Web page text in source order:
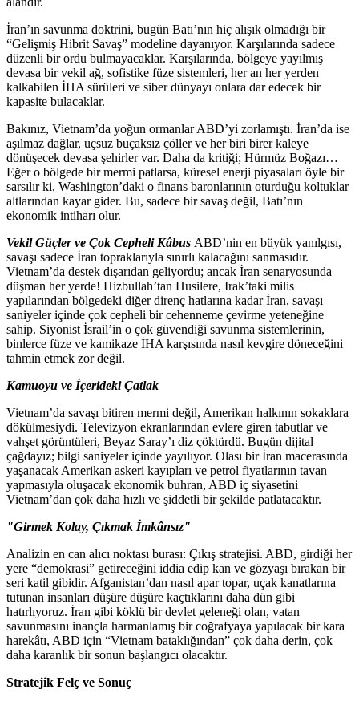
İran’ın savunma doktrini, bugün Batı’nın hiç alışık olmadığı bir
“Gelişmiş Hibrit Savaş” modeline dayanıyor. Karşılarında sadece
düzenli bir ordu bulmayacaklar. Karşılarında, bölgeye yayılmış
devasa bir vekil ağ, sofistike füze sistemleri, her an her yerden
kalkabilen İHA sürüleri ve siber dünyayı onlara dar edecek bir
kapasite bulacaklar.
Bakınız, Vietnam’da yoğun ormanlar ABD’yi zorlamıştı. İran’da ise
aşılmaz dağlar, uçsuz buçaksız çöller ve her biri birer kaleye
dönüşecek devasa şehirler var. Daha da kritiği; Hürmüz Boğazı…
Eğer o bölgede bir mermi patlarsa, küresel enerji piyasaları öyle bir
sarsılır ki, Washington’daki o finans baronlarının oturduğu koltuklar
altlarından kayar gider. Bu, sadece bir savaş değil, Batı’nın
ekonomik intiharı olur.
Vekil Güçler ve Çok Cepheli Kâbus ABD’nin en büyük yanılgısı,
savaşı sadece İran topraklarıyla sınırlı kalacağını sanmasıdır.
Vietnam’da destek dışarıdan geliyordu; ancak İran senaryosunda
düşman her yerde! Hizbullah’tan Husilere, Irak’taki milis
yapılarından bölgedeki diğer direnç hatlarına kadar İran, savaşı
saniyeler içinde çok cepheli bir cehenneme çevirme yeteneğine
sahip. Siyonist İsrail’in o çok güvendiği savunma sistemlerinin,
binlerce füze ve kamikaze İHA karşısında nasıl kevgire döneceğini
tahmin etmek zor değil.
Kamuoyu ve İçerideki Çatlak
Vietnam’da savaşı bitiren mermi değil, Amerikan halkının sokaklara
dökülmesiydi. Televizyon ekranlarından evlere giren tabutlar ve
vahşet görüntüleri, Beyaz Saray’ı diz çöktürdü. Bugün dijital
çağdayız; bilgi saniyeler içinde yayılıyor. Olası bir İran macerasında
yaşanacak Amerikan askeri kayıpları ve petrol fiyatlarının tavan
yapmasıyla oluşacak ekonomik buhran, ABD iç siyasetini
Vietnam’dan çok daha hızlı ve şiddetli bir şekilde patlatacaktır.
"Girmek Kolay, Çıkmak İmkânsız"
Analizin en can alıcı noktası burası: Çıkış stratejisi. ABD, girdiği her
yere “demokrasi” getireceğini iddia edip kan ve gözyaşı bırakan bir
seri katil gibidir. Afganistan’dan nasıl apar topar, uçak kanatlarına
tutunan insanları düşüre düşüre kaçtıklarını daha dün gibi
hatırlıyoruz. İran gibi köklü bir devlet geleneği olan, vatan
savunmasını inançla harmanlamış bir coğrafyaya yapılacak bir kara
harekâtı, ABD için “Vietnam bataklığından” çok daha derin, çok
daha karanlık bir sonun başlangıcı olacaktır.
Stratejik Felç ve Sonuç